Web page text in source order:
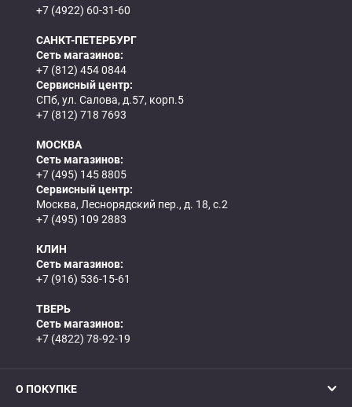
+7 (4922) 60-31-60
САНКТ-ПЕТЕРБУРГ
Сеть магазинов:
+7 (812) 454 0844
Сервисный центр:
СПб, ул. Салова, д.57, корп.5
+7 (812) 718 7693
МОСКВА
Сеть магазинов:
+7 (495) 145 8805
Сервисный центр:
Москва, Леснорядский пер., д. 18, с.2
+7 (495) 109 2883
КЛИН
Сеть магазинов:
+7 (916) 536-15-61
ТВЕРЬ
Сеть магазинов:
+7 (4822) 78-92-19
О ПОКУПКЕ